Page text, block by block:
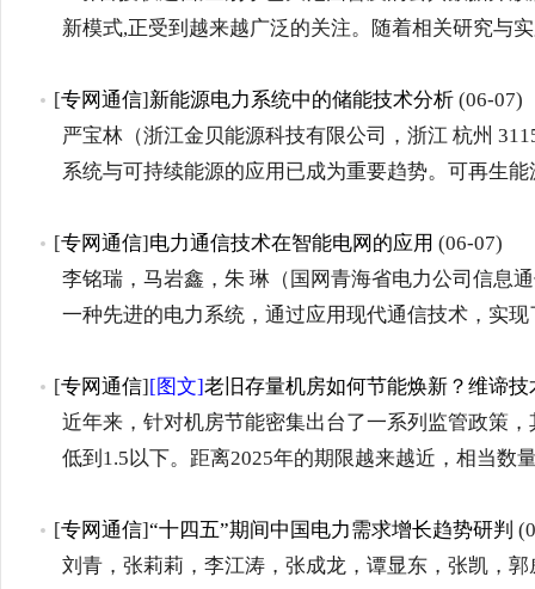
新模式,正受到越来越广泛的关注。随着相关研究
[专网通信]新能源电力系统中的储能技术分析 (06-07)
严宝林（浙江金贝能源科技有限公司，浙江 杭州
系统与可持续能源的应用已成为重要趋势。可再生
[专网通信]电力通信技术在智能电网的应用 (06-07)
李铭瑞，马岩鑫，朱 琳（国网青海省电力公司信息
一种先进的电力系统，通过应用现代通信技术，实
[专网通信][图文]老旧存量机房如何节能焕新？维谛
近年来，针对机房节能密集出台了一系列监管政策
低到1.5以下。距离2025年的期限越来越近，相当
[专网通信]“十四五”期间中国电力需求增长趋势研判
刘青，张莉莉，李江涛，张成龙，谭显东，张凯，